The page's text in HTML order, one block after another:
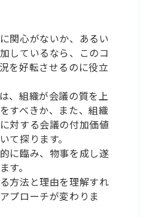
関心がないか、あるい
しているなら、このコ
を好転させるのに役立
、組織が会議の質を上
すべきか、また、組織
対する会議の付加価値
て探ります。
に臨み、物事を成し遂
す。
方法と理由を理解すれ
プローチが変わりま